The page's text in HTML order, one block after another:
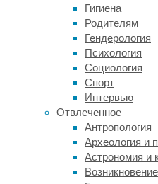
Гигиена
Родителям
Гендерология
Психология
Социология
Спорт
Интервью
Отвлеченное
Антропология
Археология и
Астрономия и
удается:
наиболее
популярные
гипотезы
прошлого
причинах
болезни
прошли
проверку